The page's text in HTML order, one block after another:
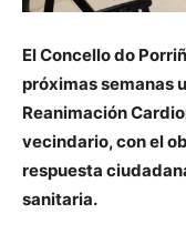
El Concello do
próximas semanas
Reanimación
vecindario, con el
respuesta
sanitaria.